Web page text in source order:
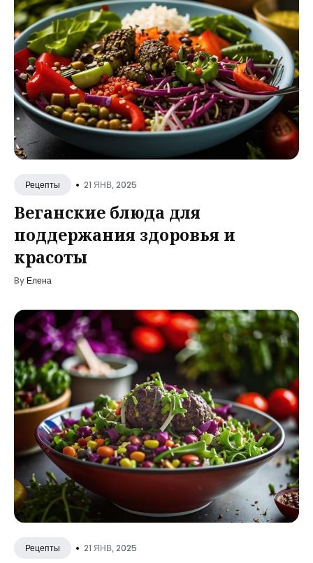
Рецепты • 21 ЯНВ, 2025
Веганские блюда для
поддержания здоровья и
красоты
By Елена
Рецепты • 21 ЯНВ, 2025